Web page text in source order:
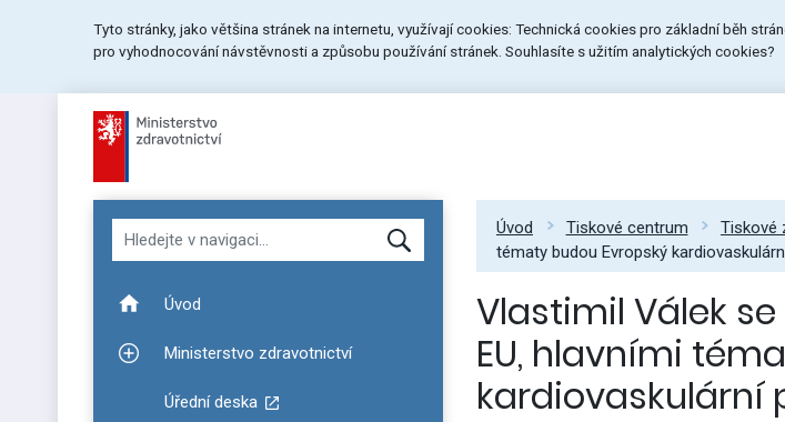
Tyto stránky, jako většina stránek na internetu, využívají cookies: Technická cookies pro základní běh
pro vyhodnocování návstěvnosti a způsobu používání stránek. Souhlasíte s užitím analytických cookies?
Hledat v navigaci
Úvod
Zobrazit podmenu pro Ministerstvo zdravotnictví
Ministerstvo zdravotnictví
Úřední deska
Úvod Tiskové centrum Tiskové
tématy budou Evropský
Vlastimil Válek
EU, hlavními
kardiovaskulární